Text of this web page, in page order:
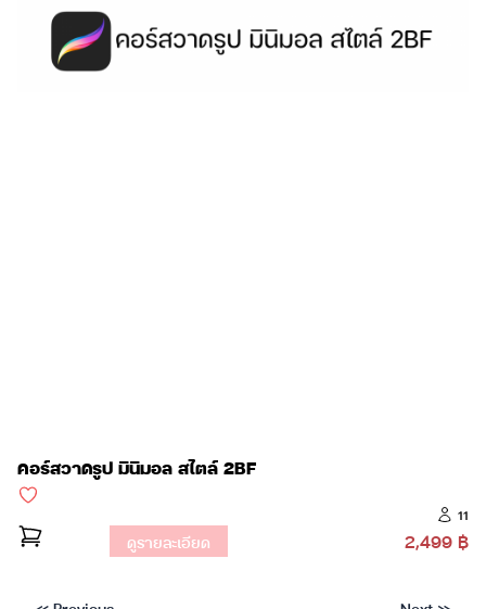
คอร์สวาดรูป มินิมอล สไตล์ 2BF
11
ดูรายละเอียด 2,499 ฿